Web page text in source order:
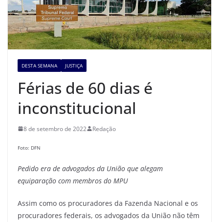
DESTA SEMANA JUSTIÇA
Férias de 60 dias é
inconstitucional
8 de setembro de 2022 Redação
Foto: DFN
Pedido era de advogados da União que alegam
equiparação com membros do MPU
Assim como os procuradores da Fazenda Nacional e os
procuradores federais, os advogados da União não têm